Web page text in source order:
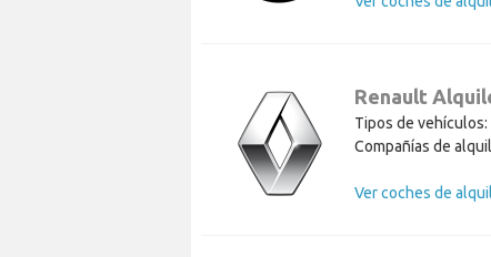
Renault
Tipos de vehículos:
Compañías de